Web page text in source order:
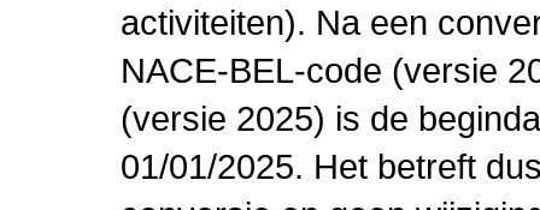
activiteiten). Na een
NACE-BEL-code (versie
(versie 2025) is de
01/01/2025. Het betreft